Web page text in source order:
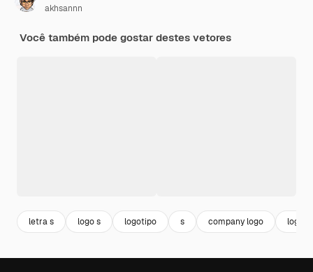
akhsannn
Você também pode gostar destes vetores
letra s logo s logotipo s company logo logo